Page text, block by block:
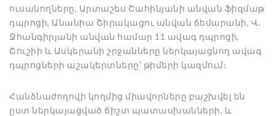
ուսանողները, Արտաշես Շահինյանի անվան ֆիզմաթ
դպրոցի, Անանիա Շիրակացու անվան ճեմարանի, Վ․
Ջհանգիրյանի անվան համար 11 ավագ դպրոցի,
Շուշիի և Ասկերանի շրջանները ներկայացնող ավագ
դպրոցների աշակերտները՝ թիմերի կազմում։
Հանձնաժողովի կողմից միավորները բաշխվել են
ըստ ներկայացված ճիշտ պատասխանների, և